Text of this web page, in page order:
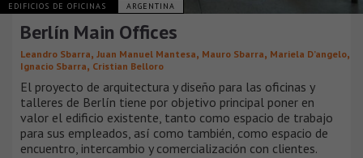
EDIFICIOS DE OFICINAS ARGENTINA
Berlín Main Offices
Leandro Sbarra, Juan Manuel Mantesa, Mauro Sbarra, Mariela D’angelo,
Ignacio Sbarra, Cristian Belloro
El proyecto de arquitectura y diseño para las oficinas y
talleres de Berlín tiene por objetivo principal poner en
valor el edificio existente, tanto como espacio de trabajo
para sus empleados, así como también, como espacio de
encuentro, intercambio y comercialización con clientes.